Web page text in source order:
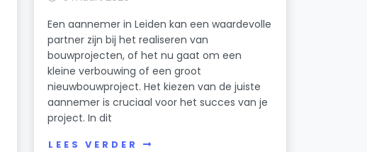
Een aannemer in Leiden kan een waardevolle
partner zijn bij het realiseren van
bouwprojecten, of het nu gaat om een
kleine verbouwing of een groot
nieuwbouwproject. Het kiezen van de juiste
aannemer is cruciaal voor het succes van je
project. In dit
LEES VERDER